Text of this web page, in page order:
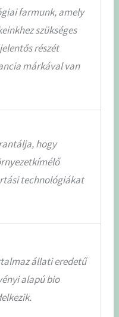
farmunk, amely
szükséges
részét
márkával van
hogy
technológiákat
állati eredetű
alapú bio